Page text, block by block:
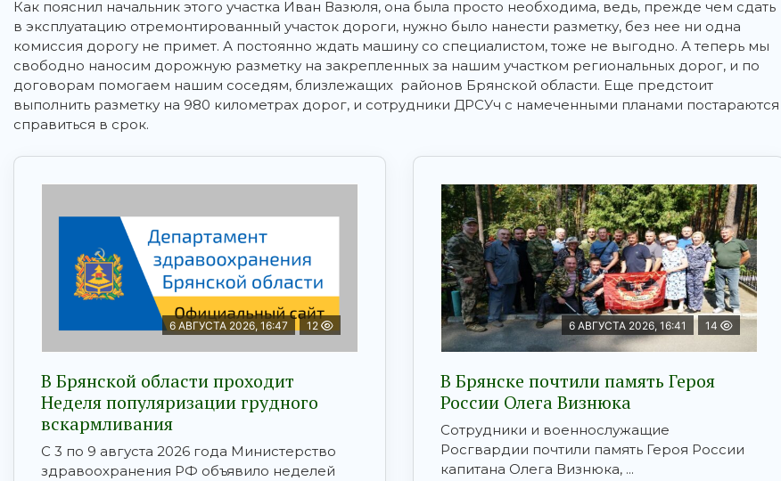
Как пояснил начальник этого участка Иван Вазюля, она была просто необходима, ведь, прежде чем сдать
в эксплуатацию отремонтированный участок дороги, нужно было нанести разметку, без нее ни одна
комиссия дорогу не примет. А постоянно ждать машину со специалистом, тоже не выгодно. А теперь мы
свободно наносим дорожную разметку на закрепленных за нашим участком региональных дорог, и по
договорам помогаем нашим соседям, близлежащих районов Брянской области. Еще предстоит
выполнить разметку на 980 километрах дорог, и сотрудники ДРСУч с намеченными планами постараются
справиться в срок.
6 АВГУСТА 2026, 16:47 12
В Брянской области проходит
Неделя популяризации грудного
вскармливания
С 3 по 9 августа 2026 года Министерство
здравоохранения РФ объявило неделей
6 АВГУСТА 2026, 16:41 14
В Брянске почтили память Героя
России Олега Визнюка
Сотрудники и военнослужащие
Росгвардии почтили память Героя России
капитана Олега Визнюка, ...